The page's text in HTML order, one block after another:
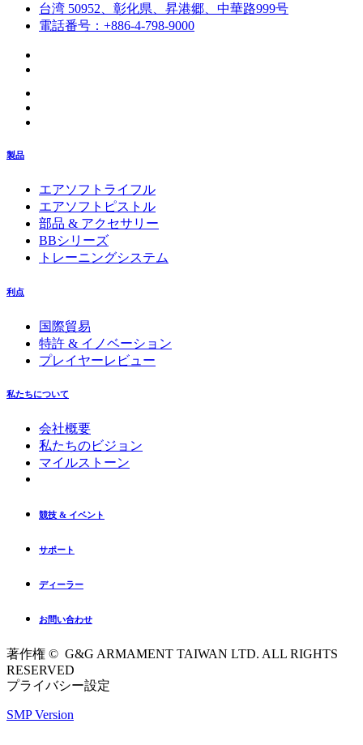
台湾 50952、彰化県、昇港郷、中華路999号
電話番号：+886-4-798-9000
製品
エアソフトライフル
エアソフトピストル
部品 & アクセサリー
BBシリーズ
トレーニングシステム
利点
国際貿易
特許 & イノベーション
プレイヤーレビュー
私たちについて
会社概要
私たちのビジョン
マイルストーン
競技 & イベント
サポート
ディーラー
お問い合わせ
著作権 © G&G ARMAMENT TAIWAN LTD. ALL RIGHTS
RESERVED
プライバシー設定
SMP Version